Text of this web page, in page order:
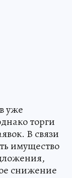
уже
торги
В связи
имущество
снижение